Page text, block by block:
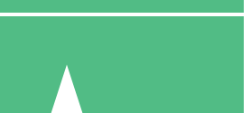
10 Downloads
20 00